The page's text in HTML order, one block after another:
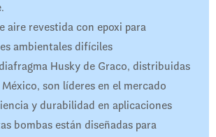
aire revestida con epoxi para
ambientales difíciles
Husky de Graco, distribuidas
México, son líderes en el mercado
y durabilidad en aplicaciones
bombas están diseñadas para